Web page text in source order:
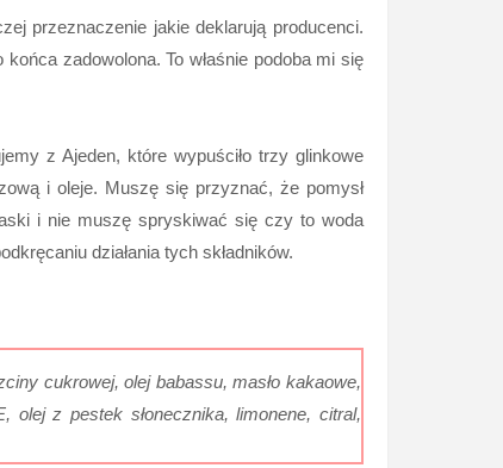
przeznaczenie jakie deklarują producenci.
zadowolona. To właśnie podoba mi się
z Ajeden, które wypuściło trzy glinkowe
i oleje. Muszę się przyznać, że pomysł
i nie muszę spryskiwać się czy to woda
działania tych składników.
cukrowej, olej babassu, masło kakaowe,
olej z pestek słonecznika, limonene, citral,